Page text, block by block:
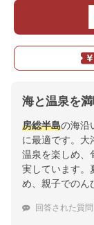
海と温泉を
房総半島の海沿
に最適です。大
温泉を楽しめ、
実しています。
め、親子でのん
回答された質問